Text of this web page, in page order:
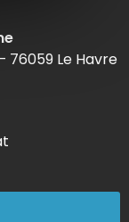
76059 Le Havre